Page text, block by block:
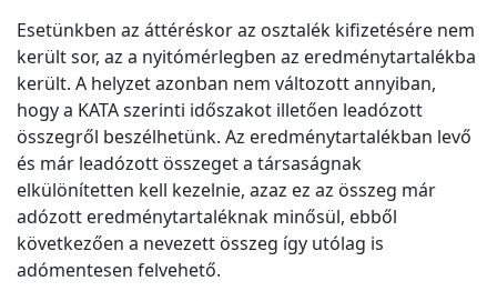
Esetünkben az áttéréskor az osztalék kifizetésére nem
került sor, az a nyitómérlegben az eredménytartalékba
került. A helyzet azonban nem változott annyiban,
hogy a KATA szerinti időszakot illetően leadózott
összegről beszélhetünk. Az eredménytartalékban levő
és már leadózott összeget a társaságnak
elkülönítetten kell kezelnie, azaz ez az összeg már
adózott eredménytartaléknak minősül, ebből
következően a nevezett összeg így utólag is
adómentesen felvehető.